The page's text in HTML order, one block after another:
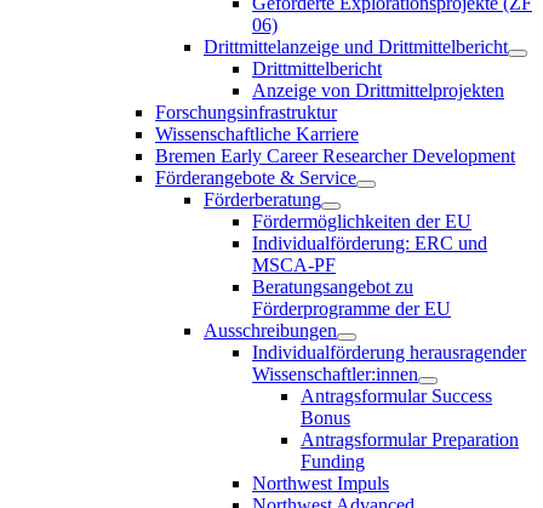
06)
Drittmittelanzeige und Drittmittelbericht
Drittmittelbericht
Anzeige von Drittmittelprojekten
Forschungsinfrastruktur
Wissenschaftliche Karriere
Bremen Early Career Researcher Development
Förderangebote & Service
Förderberatung
Fördermöglichkeiten der EU
Individualförderung: ERC und
MSCA-PF
Beratungsangebot zu
Förderprogramme der EU
Ausschreibungen
Individualförderung herausragender
Wissenschaftler:innen
Antragsformular Success
Bonus
Antragsformular Preparation
Funding
Northwest Impuls